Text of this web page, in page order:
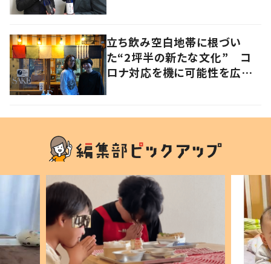
立ち飲み空白地帯に根づい
た“2坪半の新たな文化” コ
ロナ対応を機に可能性を広げ